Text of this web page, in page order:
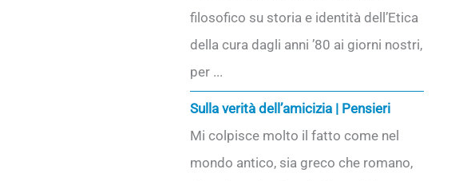
filosofico su storia e identità dell’Etica
della cura dagli anni ’80 ai giorni nostri,
per ...
Sulla verità dell’amicizia | Pensieri
Mi colpisce molto il fatto come nel
mondo antico, sia greco che romano,